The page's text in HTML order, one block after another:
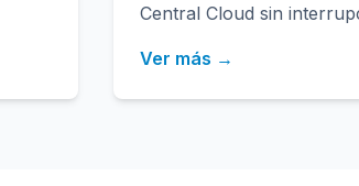
Central Cloud sin
Ver más →